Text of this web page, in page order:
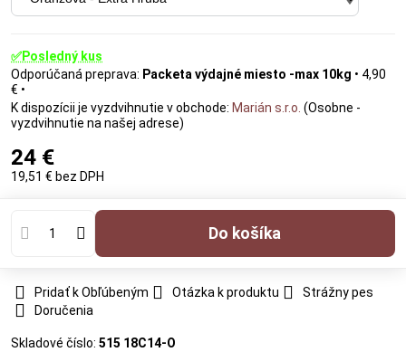
✅Posledný kus
Packeta výdajné miesto -max 10kg • 4,90
€ •
Marián s.r.o. (Osobne -
vyzdvihnutie na našej adrese)
24 €
19,51 € bez DPH
Do košíka
Pridať k Obľúbeným Otázka k produktu
Strážny pes
Doručenia
Skladové číslo: 515 18C14-O